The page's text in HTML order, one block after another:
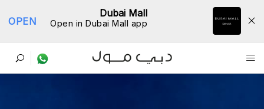
Dubai Mall
Open in Dubai Mall app
OPEN